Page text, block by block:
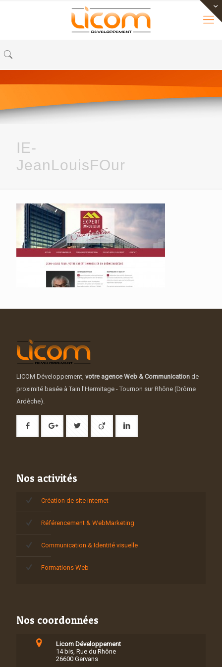
IE-
JeanLouisFOur
LICOM Développement, votre agence Web & Communication de
proximité basée à Tain l'Hermitage - Tournon sur Rhône (Drôme
Ardèche).
Nos activités
Création de site internet
Référencement & WebMarketing
Communication & Identité visuelle
Formations Web
Nos coordonnées
Licom Développement
14 bis, Rue du Rhône
26600 Gervans